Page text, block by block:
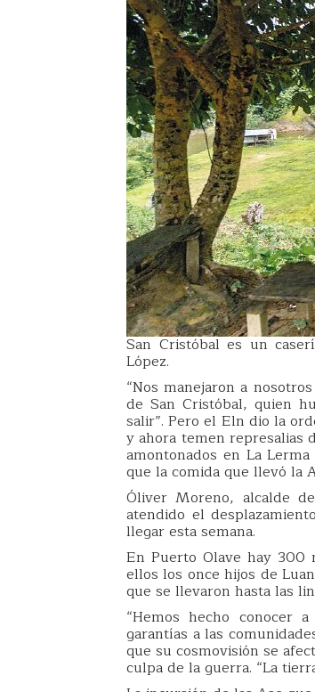
San Cristóbal es un
López.
“Nos manejaron a
de San Cristóbal, quien
salir”. Pero el Eln dio la
y ahora temen represalias
amontonados en La
que la comida que llevó la
Óliver Moreno, alcalde
atendido el
llegar esta semana.
En Puerto Olave hay 300
ellos los once hijos de
que se llevaron hasta las
“Hemos hecho conocer
garantías a las
que su cosmovisión se
culpa de la guerra. “La